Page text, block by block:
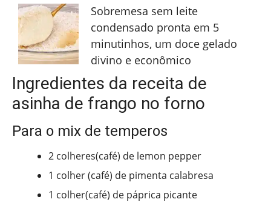
Sobremesa sem leite
condensado pronta em 5
minutinhos, um doce gelado
divino e econômico
Ingredientes da receita de
asinha de frango no forno
Para o mix de temperos
2 colheres(café) de lemon pepper
1 colher (café) de pimenta calabresa
1 colher(café) de páprica picante